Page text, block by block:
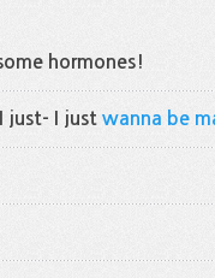
hormones!
I just- I just wanna be